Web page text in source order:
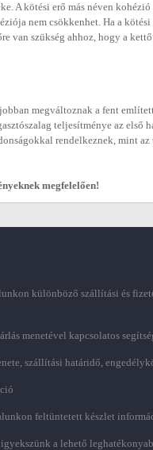
A kötési erő más néven
nem csökkenhet. Ha a kötési
van szükség ahhoz, hogy a
megváltoznak a fent
teljesítménye az első
rendelkeznek, mint az
megfelelően!
különböző szállítási és
menetével kapcsolatos
szállítási határidő,
feltüntetett készlet
igyekszünk a lehető